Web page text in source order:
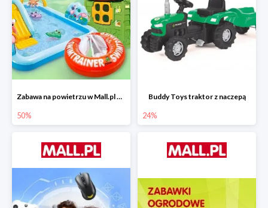
Zabawa na powietrzu w Mall.pl do -50%
50%
Buddy Toys traktor z naczepą
24%